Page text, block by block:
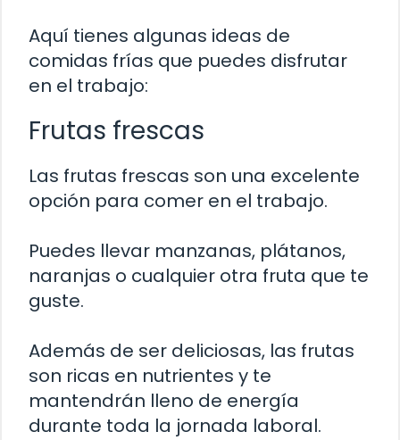
Aquí tienes algunas ideas de
comidas frías que puedes disfrutar
en el trabajo:
Frutas frescas
Las frutas frescas son una excelente
opción para comer en el trabajo.
Puedes llevar manzanas, plátanos,
naranjas o cualquier otra fruta que te
guste.
Además de ser deliciosas, las frutas
son ricas en nutrientes y te
mantendrán lleno de energía
durante toda la jornada laboral.